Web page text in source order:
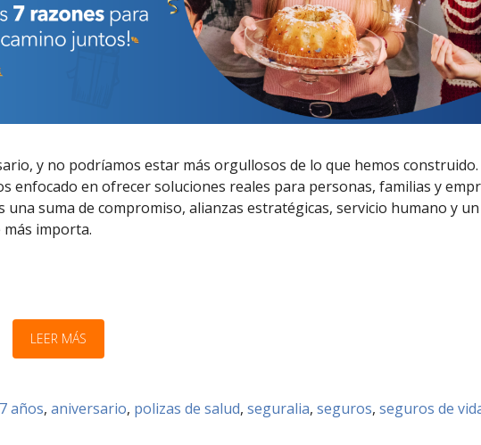
y no podríamos estar más orgullosos de lo que hemos construido.
enfocado en ofrecer soluciones reales para personas, familias y
suma de compromiso, alianzas estratégicas, servicio humano y un
importa.
LEER MÁS
7 años, aniversario, polizas de salud, seguralia, seguros, seguros de